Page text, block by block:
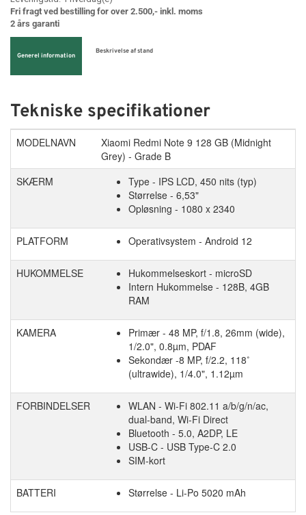
Fri fragt ved bestilling for over 2.500,- inkl. moms
2 års garanti
Generel information
Beskrivelse af stand
Tekniske specifikationer
MODELNAVN
Xiaomi Redmi Note 9 128 GB (Midnight
Grey) - Grade B
SKÆRM
Type - IPS LCD, 450 nits (typ)
Størrelse - 6,53"
Opløsning - 1080 x 2340
PLATFORM Operativsystem - Android 12
HUKOMMELSE
Hukommelseskort - microSD
Intern Hukommelse - 128B, 4GB
RAM
KAMERA
Primær - 48 MP, f/1.8, 26mm (wide),
1/2.0", 0.8µm, PDAF
Sekondær -8 MP, f/2.2, 118˚
(ultrawide), 1/4.0", 1.12µm
FORBINDELSER
WLAN - Wi-Fi 802.11 a/b/g/n/ac,
dual-band, Wi-Fi Direct
Bluetooth - 5.0, A2DP, LE
USB-C - USB Type-C 2.0
SIM-kort
BATTERI Størrelse - Li-Po 5020 mAh